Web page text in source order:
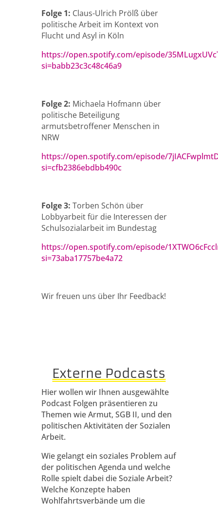
Folge 1: Claus-Ulrich Prölß über
politische Arbeit im Kontext von
Flucht und Asyl in Köln
https://open.spotify.com/episode/
si=babb23c3c48c46a9
Folge 2: Michaela Hofmann über
politische Beteiligung
armutsbetroffener Menschen in
NRW
https://open.spotify.com/episode/
si=cfb2386ebdbb490c
Folge 3: Torben Schön über
Lobbyarbeit für die Interessen der
Schulsozialarbeit im Bundestag
https://open.spotify.com/episode/
si=73aba17757be4a72
Wir freuen uns über Ihr Feedback!
Externe Podcasts
Hier wollen wir Ihnen ausgewählte
Podcast Folgen präsentieren zu
Themen wie Armut, SGB II, und den
politischen Aktivitäten der Sozialen
Arbeit.
Wie gelangt ein soziales Problem auf
der politischen Agenda und welche
Rolle spielt dabei die Soziale Arbeit?
Welche Konzepte haben
Wohlfahrtsverbände um die